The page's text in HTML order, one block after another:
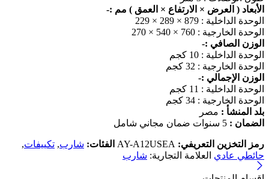
الأبعاد ( العرض × الارتفاع × العمق ) مم :-
الوحدة الداخلية : 879 × 289 × 229
الوحدة الخارجية : 760 × 540 × 270
الوزن الصافي :-
الوحدة الداخلية : 10 كجم
الوحدة الخارجية : 32 كجم
الوزن الإجمالي :-
الوحدة الداخلية : 11 كجم
الوحدة الخارجية : 34 كجم
بلد المنشأ : مصر
الضمان :
رمز التخزين التعريفي: AY-A12USEA الفئات: شارب, تكييفات,
حائطي عادي العلامة التجارية: شارب